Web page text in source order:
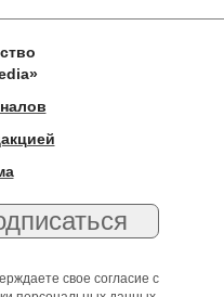
свое согласие с